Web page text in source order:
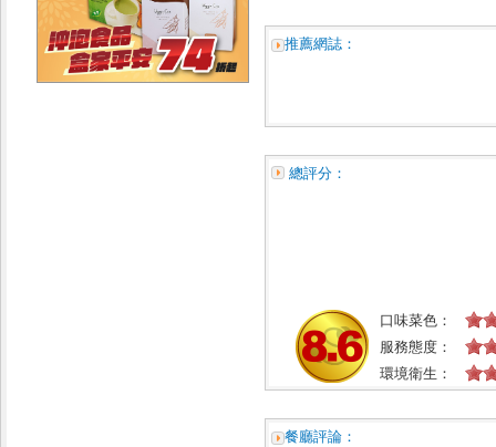
推薦網誌：
總評分：
口味菜色：
服務態度：
環境衛生：
餐廳評論：